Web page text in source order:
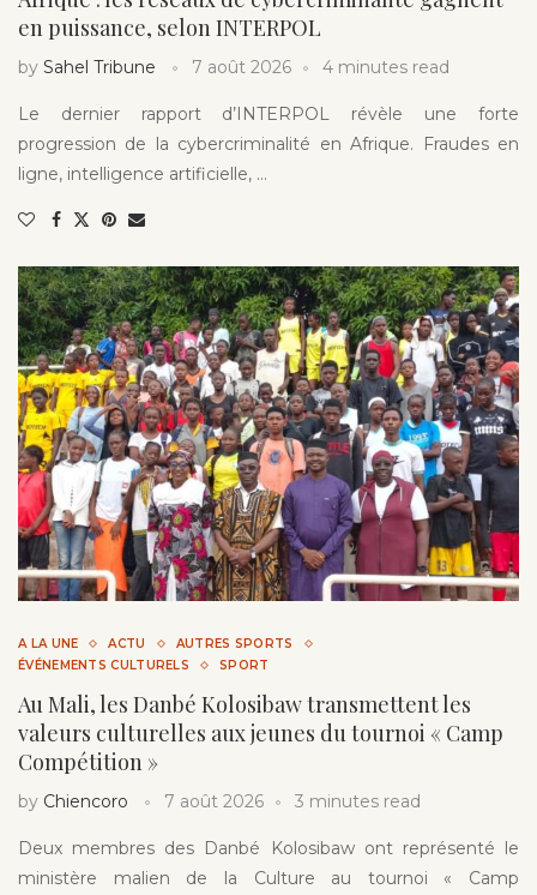
en puissance, selon INTERPOL
by Sahel Tribune 7 août 2026 4 minutes read
Le dernier rapport d’INTERPOL révèle une forte
progression de la cybercriminalité en Afrique. Fraudes en
ligne, intelligence artificielle, …
A LA UNE ACTU
AUTRES SPORTS
ÉVÉNEMENTS CULTURELS
SPORT
Au Mali, les Danbé Kolosibaw transmettent les
valeurs culturelles aux jeunes du tournoi « Camp
Compétition »
by Chiencoro 7 août 2026 3 minutes read
Deux membres des Danbé Kolosibaw ont représenté le
ministère malien de la Culture au tournoi « Camp